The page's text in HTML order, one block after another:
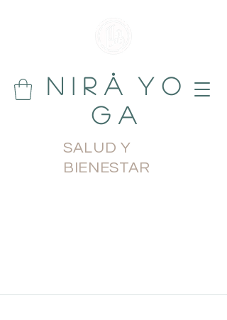
N i r å Y o
g a
SALUD Y
BIENESTAR